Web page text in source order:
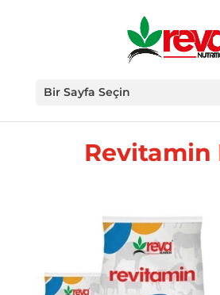
Bir Sayfa Seçin
Revitamin